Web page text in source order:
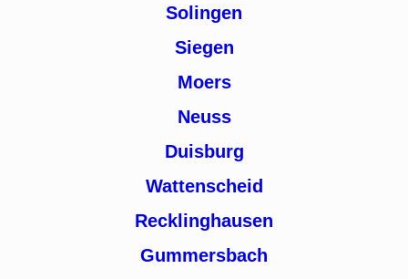
Solingen
Siegen
Moers
Neuss
Duisburg
Wattenscheid
Recklinghausen
Gummersbach